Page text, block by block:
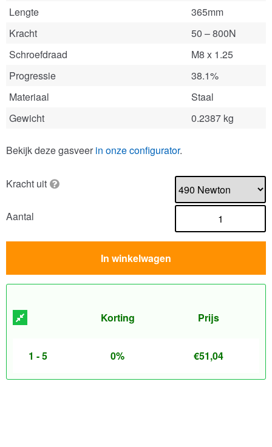
Lengte
365mm
Kracht
50 – 800N
Schroefdraad
M8 x 1.25
Progressie
38.1%
Materiaal
Staal
Gewicht
0.2387 kg
Bekijk deze gasveer in onze configurator.
Kracht uit
Aantal
In winkelwagen
Korting Prijs
1 - 5 0% €51,04